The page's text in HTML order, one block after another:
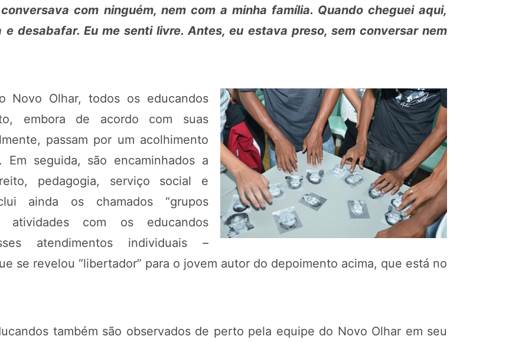
com ninguém, nem com a minha família. Quando cheguei aqui,
desabafar. Eu me senti livre. Antes, eu estava preso, sem conversar nem
Novo Olhar, todos os educandos
embora de acordo com suas
passam por um acolhimento
seguida, são encaminhados a
pedagogia, serviço social e
ainda os chamados “grupos
atividades com os educandos
atendimentos individuais –
se revelou “libertador” para o jovem autor do depoimento acima, que está no
também são observados de perto pela equipe do Novo Olhar em seu